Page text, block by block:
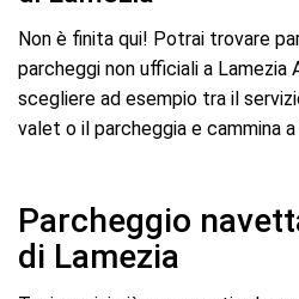
Non è finita qui! Potrai trovare
parcheggi non ufficiali a Lamezia
scegliere ad esempio tra il
valet o il parcheggia e cammina
Parcheggio
di Lamezia